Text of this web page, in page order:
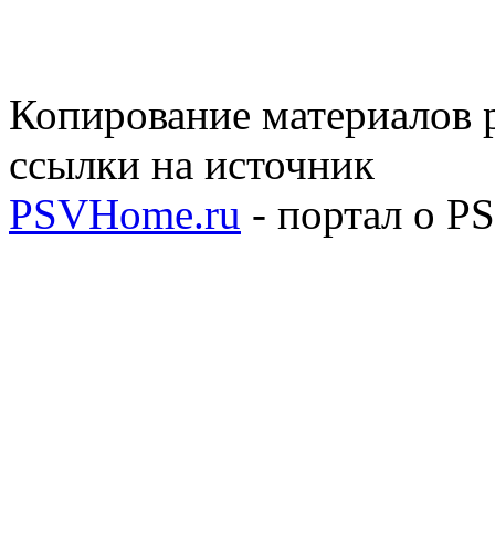
Копирование материалов
ссылки на источник
PSVHome.ru - портал о